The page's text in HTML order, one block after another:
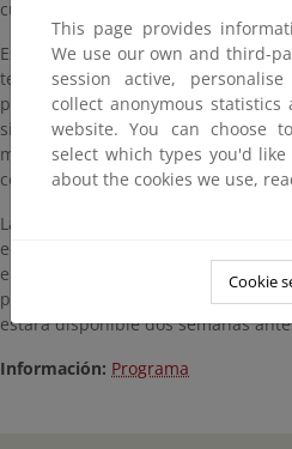
culturales y ambientales de la
Este año, el programa incluye
temas tan diversos como la
paisaje, la biodiversidad, la
siempre, se tratarán desde una
mostrando cómo el desarrollo
coexistir en equilibrio con la
Las actividades están
edades y perfiles, y se realizarán
entre los meses de marzo y
pero se requiere inscripción
estará disponible dos semanas
Información: Programa
This page provides
We use our own and third-
session active,
collect anonymous
website. You can choose
select which types you'd
about the cookies we use,
Cookie